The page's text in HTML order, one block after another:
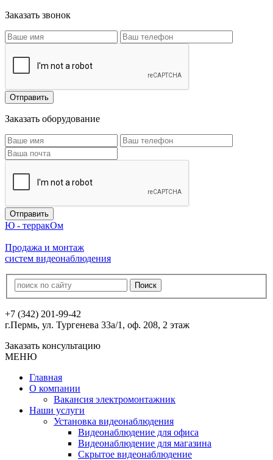
Заказать звонок
Заказать оборудование
Ю - терракОм
Продажа и монтаж
систем видеонаблюдения
+7 (342) 201-99-42
г.Пермь, ул. Тургенева 33а/1, оф. 208, 2 этаж
Заказать консультацию
МЕНЮ
Главная
О компании
Вакансия электромонтажник
Наши услуги
Установка видеонаблюдения
Видеонаблюдение для офиса
Видеонаблюдение для магазина
Скрытое видеонаблюдение